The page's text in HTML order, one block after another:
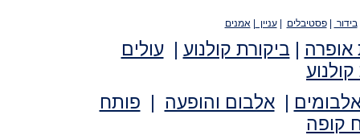
בידור |פסטיבלים |עניין |אמנים
אופרה | ביקורת קולנוע |עולים
קולנוע
|אלבום והופעה | פותח
קופה